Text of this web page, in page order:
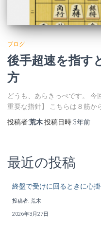
ブログ
後手超速を指す
方
どうも、あらきっぺです。 今
重要な指針】 こちらは８筋か
投稿者:荒木投稿日時:3年前
最近の投稿
終盤で受けに回るときに心
投稿者: 荒木
2026年3月27日